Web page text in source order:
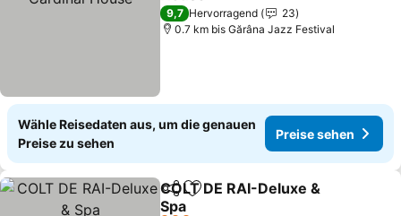
9,7 Hervorragend
23
0.7 km bis Gărâna Jazz Festival
Wähle Reisedaten aus, um die genauen
Preise zu sehen
Preise sehen
TeilenZu Favoriten hinzufügen
COLT DE RAI-Deluxe &
Spa